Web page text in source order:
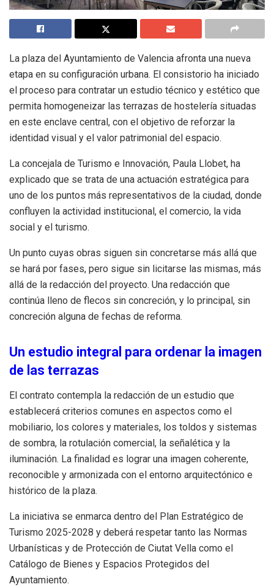
La plaza del Ayuntamiento de Valencia afronta una nueva
etapa en su configuración urbana. El consistorio ha iniciado
el proceso para contratar un estudio técnico y estético que
permita homogeneizar las terrazas de hostelería situadas
en este enclave central, con el objetivo de reforzar la
identidad visual y el valor patrimonial del espacio.
La concejala de Turismo e Innovación, Paula Llobet, ha
explicado que se trata de una actuación estratégica para
uno de los puntos más representativos de la ciudad, donde
confluyen la actividad institucional, el comercio, la vida
social y el turismo.
Un punto cuyas obras siguen sin concretarse más allá que
se hará por fases, pero sigue sin licitarse las mismas, más
allá de la redacción del proyecto. Una redacción que
continúa lleno de flecos sin concreción, y lo principal, sin
concreción alguna de fechas de reforma.
Un estudio integral para ordenar la imagen
de las terrazas
El contrato contempla la redacción de un estudio que
establecerá criterios comunes en aspectos como el
mobiliario, los colores y materiales, los toldos y sistemas
de sombra, la rotulación comercial, la señalética y la
iluminación. La finalidad es lograr una imagen coherente,
reconocible y armonizada con el entorno arquitectónico e
histórico de la plaza.
La iniciativa se enmarca dentro del Plan Estratégico de
Turismo 2025-2028 y deberá respetar tanto las Normas
Urbanísticas y de Protección de Ciutat Vella como el
Catálogo de Bienes y Espacios Protegidos del
Ayuntamiento.